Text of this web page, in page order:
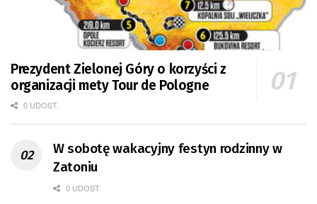
Prezydent Zielonej Góry o korzyści z
organizacji mety Tour de Pologne
0 UDOST.
W sobotę wakacyjny festyn rodzinny w
Zatoniu
0 UDOST.